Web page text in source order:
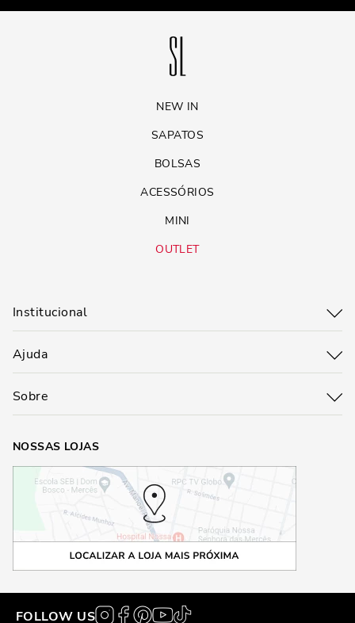
NEW IN
SAPATOS
BOLSAS
ACESSÓRIOS
MINI
OUTLET
Institucional
Ajuda
Sobre
NOSSAS LOJAS
FOLLOW US